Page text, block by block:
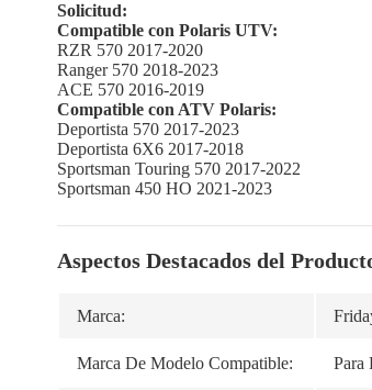
Solicitud:
Compatible con Polaris UTV:
RZR 570 2017-2020
Ranger 570 2018-2023
ACE 570 2016-2019
Compatible con ATV Polaris:
Deportista 570 2017-2023
Deportista 6X6 2017-2018
Sportsman Touring 570 2017-2022
Sportsman 450 HO 2021-2023
Aspectos Destacados del
Marca:
Marca De Modelo Compatible: Para